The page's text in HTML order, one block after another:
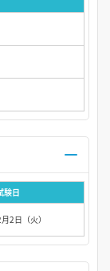
験日
2日（火）